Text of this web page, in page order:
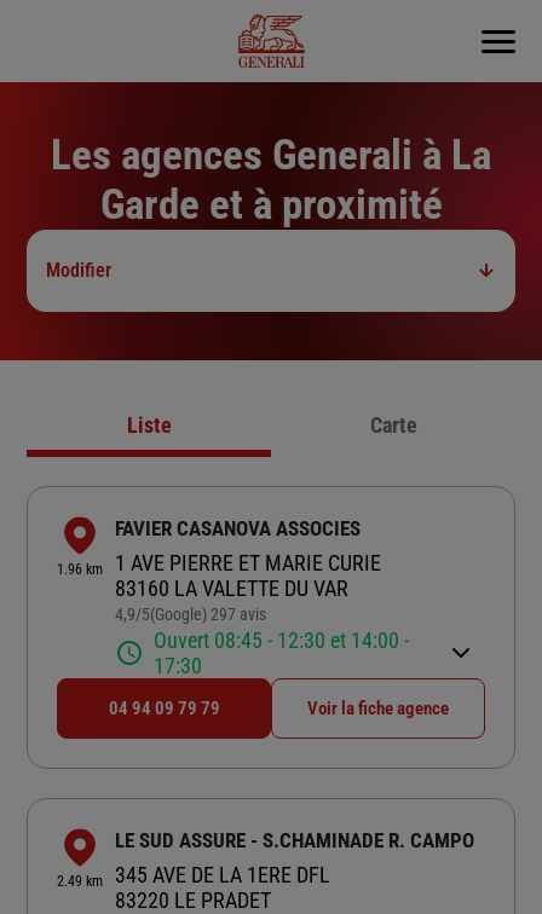
Menu
Les agences Generali à La
Garde et à proximité
Modifier
Liste Carte
1.96 km
FAVIER CASANOVA ASSOCIES
1 AVE PIERRE ET MARIE CURIE
83160 LA VALETTE DU VAR
4,9/5Note de 4.9 sur 5
(Google) 297 avis
Ouvert 08:45 - 12:30 et 14:00 -
17:30
04 94 09 79 79 Voir la fiche agence
2.49 km
LE SUD ASSURE - S.CHAMINADE R. CAMPO
345 AVE DE LA 1ERE DFL
83220 LE PRADET